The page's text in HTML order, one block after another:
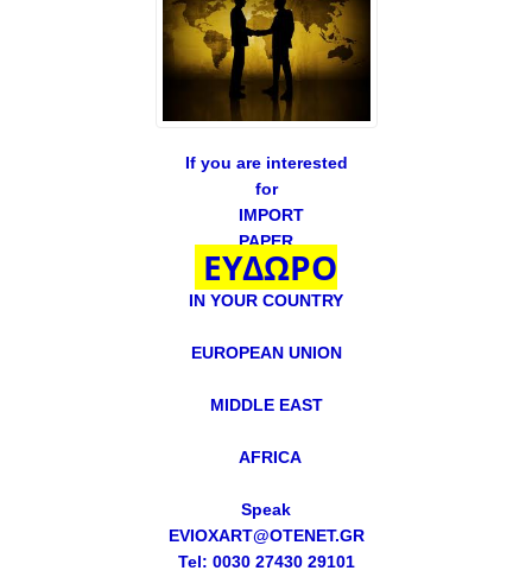
If you are interested
for
IMPORT
PAPER
ΕΥΔΩΡΟ
IN YOUR COUNTRY
EUROPEAN UNION
MIDDLE EAST
AFRICA
Speak
EVIOXART@OTENET.GR
Tel: 0030 27430 29101